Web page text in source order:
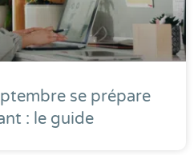
se prépare
: le guide